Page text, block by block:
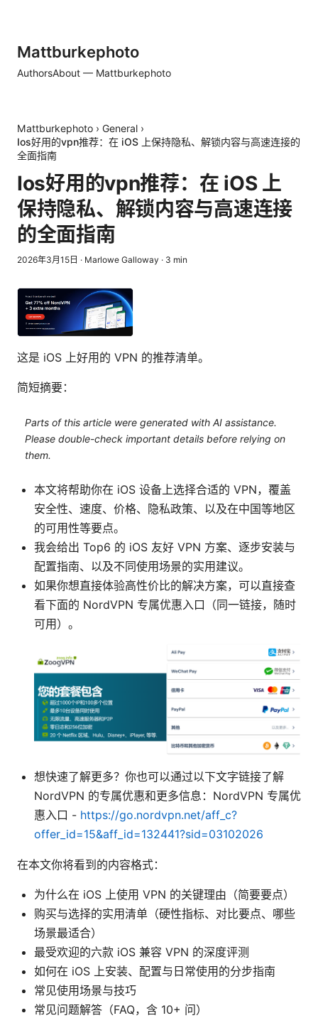
Mattburkephoto
AuthorsAbout — Mattburkephoto
Mattburkephoto › General ›
Ios好用的vpn推荐：在 iOS 上保持隐私、解锁内容与高速连接的
全面指南
Ios好用的vpn推荐：在 iOS 上
保持隐私、解锁内容与高速连接
的全面指南
2026年3月15日 · Marlowe Galloway · 3 min
这是 iOS 上好用的 VPN 的推荐清单。
简短摘要：
Parts of this article were generated with AI assistance.
Please double-check important details before relying on
them.
本文将帮助你在 iOS 设备上选择合适的 VPN，覆盖
安全性、速度、价格、隐私政策、以及在中国等地区
的可用性等要点。
我会给出 Top6 的 iOS 友好 VPN 方案、逐步安装与
配置指南、以及不同使用场景的实用建议。
如果你想直接体验高性价比的解决方案，可以直接查
看下面的 NordVPN 专属优惠入口（同一链接，随时
可用）。
想快速了解更多？你也可以通过以下文字链接了解
NordVPN 的专属优惠和更多信息：NordVPN 专属优
惠入口 - https://go.nordvpn.net/aff_c?
offer_id=15&aff_id=132441?sid=03102026
在本文你将看到的内容格式：
为什么在 iOS 上使用 VPN 的关键理由（简要要点）
购买与选择的实用清单（硬性指标、对比要点、哪些
场景最适合）
最受欢迎的六款 iOS 兼容 VPN 的深度评测
如何在 iOS 上安装、配置与日常使用的分步指南
常见使用场景与技巧
常见问题解答（FAQ，含 10+ 问）